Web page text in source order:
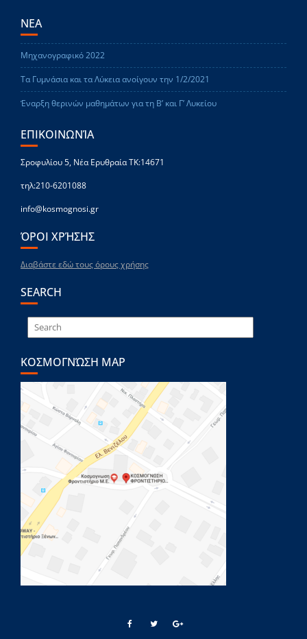
ΝΕΑ
Μηχανογραφικό 2022
Τα Γυμνάσια και τα Λύκεια ανοίγουν την 1/2/2021
Έναρξη θερινών μαθημάτων για τη Β’ και Γ’ Λυκείου
ΕΠΙΚΟΙΝΩΝΊΑ
Σροφυλίου 5, Νέα Ερυθραία ΤΚ:14671
τηλ:210-6201088
info@kosmognosi.gr
ΌΡΟΙ ΧΡΉΣΗΣ
Διαβάστε εδώ τους όρους χρήσης
SEARCH
ΚΟΣΜΟΓΝΏΣΗ MAP